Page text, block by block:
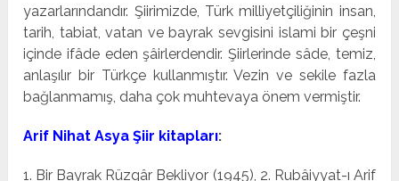
yazarlarındandır. Şiirimiz­de, Türk milliyetçiliğinin insan,
tarih, tabiat, vatan ve bayrak sevgisini islami bir çeşni
içinde ifâde eden şâirlerdendir. Şiirlerinde sâde, temiz,
anlaşılır bir Türkçe kullanmıştır. Vezin ve sekile fazla
bağlanmamış, daha çok muhtevaya önem vermiştir.
Arif Nihat Asya Şiir kitapları:
1. Bir Bayrak Rüzgâr Bekliyor (1945), 2. Rubâiyyat-ı Arif